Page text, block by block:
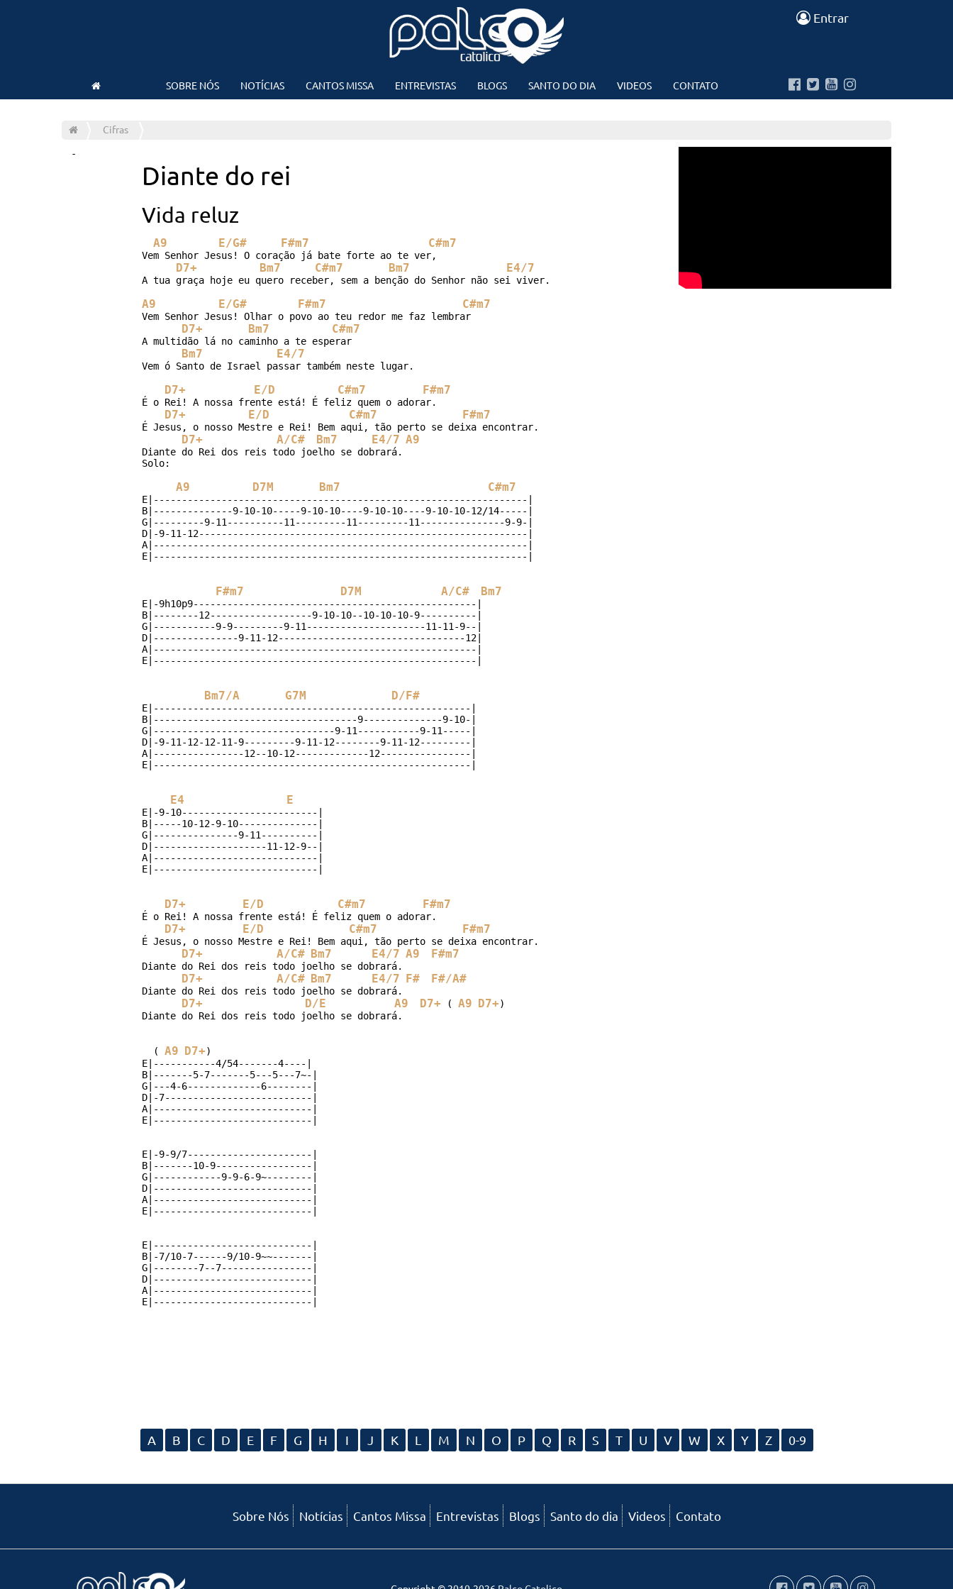
Entrar
SOBRE NÓS NOTÍCIAS CANTOS MISSA ENTREVISTAS BLOGS SANTO DO DIA VIDEOS CONTATO
Cifras
-
Diante do rei
Vida reluz
A9 E/G# F#m7 C#m7
Vem Senhor Jesus! O coração já bate forte ao te ver,
D7+ Bm7 C#m7 Bm7 E4/7
A tua graça hoje eu quero receber, sem a benção do Senhor não sei viver.
A9 E/G# F#m7 C#m7
Vem Senhor Jesus! Olhar o povo ao teu redor me faz lembrar
D7+ Bm7 C#m7
A multidão lá no caminho a te esperar
Bm7 E4/7
Vem ó Santo de Israel passar também neste lugar.
D7+ E/D C#m7 F#m7
É o Rei! A nossa frente está! É feliz quem o adorar.
D7+ E/D C#m7 F#m7
É Jesus, o nosso Mestre e Rei! Bem aqui, tão perto se deixa encontrar.
D7+ A/C# Bm7 E4/7 A9
Diante do Rei dos reis todo joelho se dobrará.
A9 D7M Bm7 C#m7
E|------------------------------------------------------------------|
B|--------------9-10-10-----9-10-10----9-10-10----9-10-10-12/14-----|
G|---------9-11----------11---------11---------11---------------9-9-|
D|-9-11-12----------------------------------------------------------|
A|------------------------------------------------------------------|
F#m7 D7M A/C# Bm7
E|-9h10p9--------------------------------------------------|
B|--------12------------------9-10-10--10-10-10-9----------|
G|-----------9-9---------9-11---------------------11-11-9--|
D|---------------9-11-12---------------------------------12|
A|---------------------------------------------------------|
Bm7/A G7M D/F#
E|--------------------------------------------------------|
B|------------------------------------9--------------9-10-|
G|--------------------------------9-11-----------9-11-----|
D|-9-11-12-12-11-9---------9-11-12--------9-11-12---------|
A|----------------12--10-12-------------12----------------|
E4 E
E|-9-10------------------------|
B|-----10-12-9-10--------------|
G|---------------9-11----------|
D|--------------------11-12-9--|
A|-----------------------------|
D7+ E/D C#m7 F#m7
É o Rei! A nossa frente está! É feliz quem o adorar.
D7+ E/D C#m7 F#m7
É Jesus, o nosso Mestre e Rei! Bem aqui, tão perto se deixa encontrar.
D7+ A/C# Bm7 E4/7 A9 F#m7
Diante do Rei dos reis todo joelho se dobrará.
D7+ A/C# Bm7 E4/7 F# F#/A#
Diante do Rei dos reis todo joelho se dobrará.
D7+ D/E A9 D7+ ( A9 D7+)
Diante do Rei dos reis todo joelho se dobrará.
  (
A9 D7+
E|-----------4/54-------4----|
B|-------5-7-------5---5---7~-|
G|---4-6-------------6--------|
D|-7--------------------------|
A|----------------------------|
E|-9-9/7----------------------|
B|-------10-9-----------------|
G|------------9-9-6-9~--------|
D|----------------------------|
A|----------------------------|
E|----------------------------|
B|-7/10-7------9/10-9~~-------|
G|--------7--7----------------|
D|----------------------------|
A|----------------------------|
A B C D E F G H I J K L M N O P Q R S T U V W X Y Z 0-9
Sobre Nós Notícias Cantos Missa Entrevistas Blogs Santo do dia Videos Contato